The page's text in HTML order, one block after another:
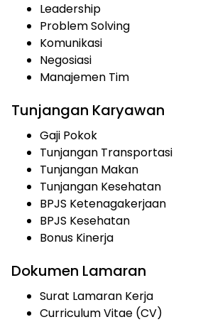
Leadership
Problem Solving
Komunikasi
Negosiasi
Manajemen Tim
Tunjangan Karyawan
Gaji Pokok
Tunjangan Transportasi
Tunjangan Makan
Tunjangan Kesehatan
BPJS Ketenagakerjaan
BPJS Kesehatan
Bonus Kinerja
Dokumen Lamaran
Surat Lamaran Kerja
Curriculum Vitae (CV)